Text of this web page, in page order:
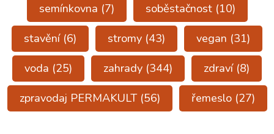
semínkovna (7) soběstačnost(10)
stavění(6) stromy (43) vegan (31)
voda (25) zahrady (344) zdraví(8)
zpravodaj PERMAKULT(56) řemeslo(27)